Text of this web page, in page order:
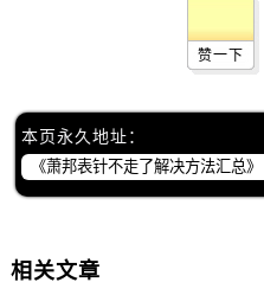
赞一下
本页永久地址：
相关文章